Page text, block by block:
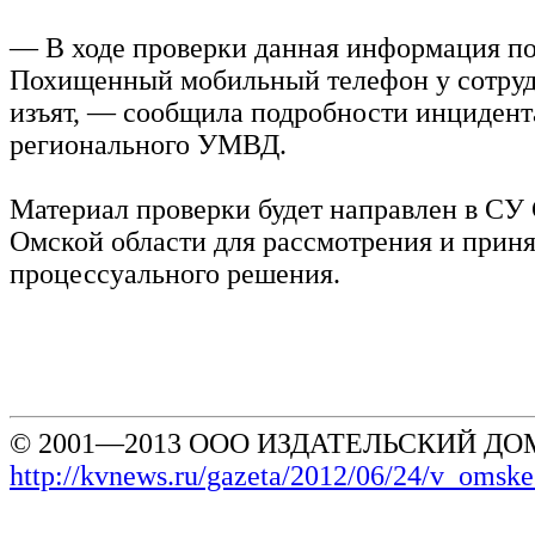
— В ходе проверки данная информация
Похищенный мобильный телефон у
изъят, — сообщила подробности
регионального УМВД.
Материал проверки будет направлен в
Омской области для рассмотрения и
процессуального решения.
© 2001—2013 ООО ИЗДАТЕЛЬСКИЙ
http://kvnews.ru/gazeta/2012/06/24/